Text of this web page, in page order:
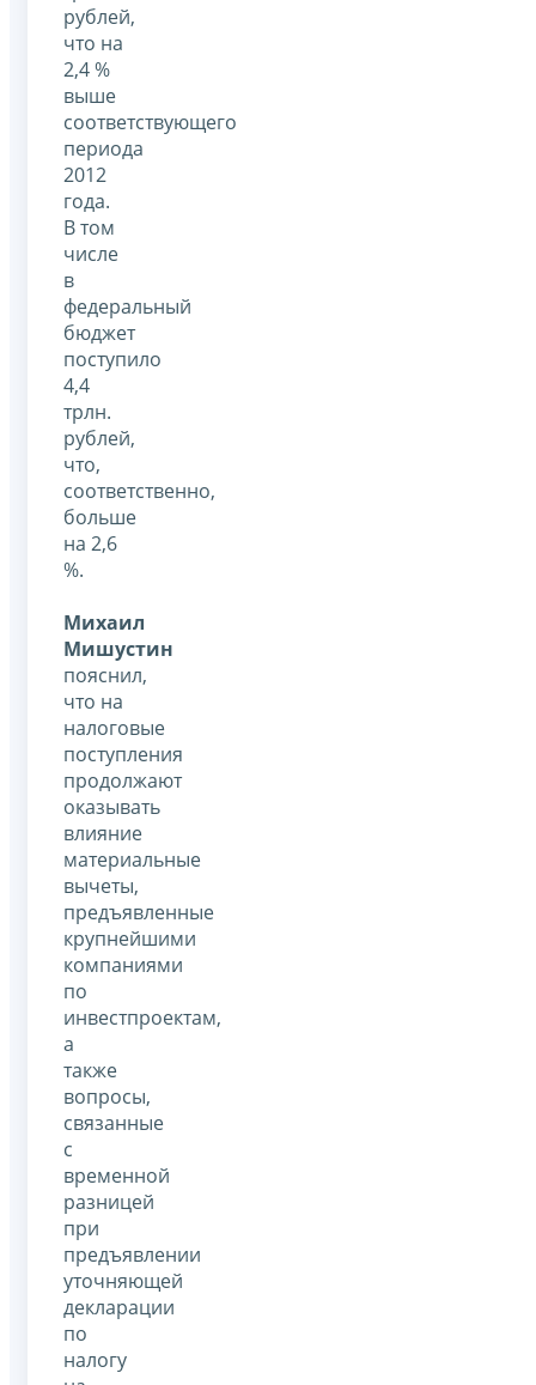
рублей,
что на
2,4 %
выше
соответствующего
периода
2012
года.
В том
числе
в
федеральный
бюджет
поступило
4,4
трлн.
рублей,
что,
соответственно,
больше
на 2,6
%.
Михаил
Мишустин
пояснил,
что на
налоговые
поступления
продолжают
оказывать
влияние
материальные
вычеты,
предъявленные
крупнейшими
компаниями
по
инвестпроектам,
а
также
вопросы,
связанные
с
временной
разницей
при
предъявлении
уточняющей
декларации
по
налогу